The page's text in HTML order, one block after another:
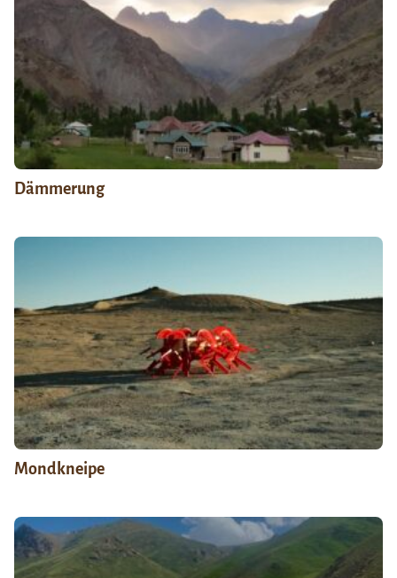
Dämmerung
Mondkneipe